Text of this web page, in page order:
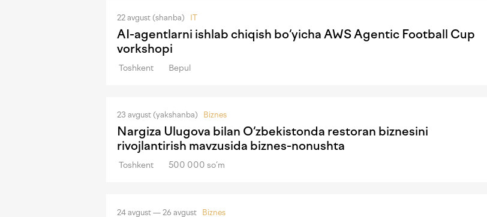
22 avgust (shanba) IT
AI-agentlarni ishlab chiqish bo‘yicha AWS Agentic Football Cup
vorkshopi
Toshkent Bepul
23 avgust (yakshanba) Biznes
Nargiza Ulugova bilan O‘zbekistonda restoran biznesini
rivojlantirish mavzusida biznes-nonushta
Toshkent 500 000 so‘m
24 avgust — 26 avgust Biznes